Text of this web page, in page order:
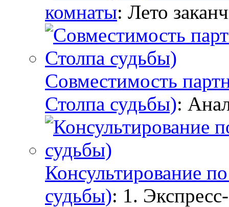
комнаты: Лето
Совместимость
Столпа судьбы):
Консультирование
судьбы): 1.